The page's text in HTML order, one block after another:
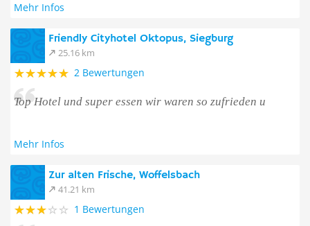
Mehr Infos
Friendly Cityhotel Oktopus, Siegburg
25.16 km
2 Bewertungen
Top Hotel und super essen wir waren so zufrieden u
Mehr Infos
Zur alten Frische, Woffelsbach
41.21 km
1 Bewertungen